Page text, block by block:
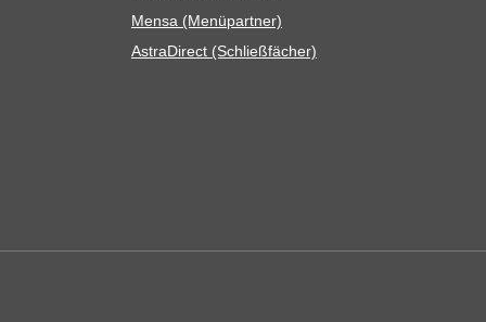
Mensa (Menü­part­ner)
Astra­Di­rect (Schließ­fä­cher)